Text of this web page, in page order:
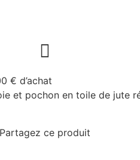
€ d’achat
et pochon en toile de jute
Partagez ce produit